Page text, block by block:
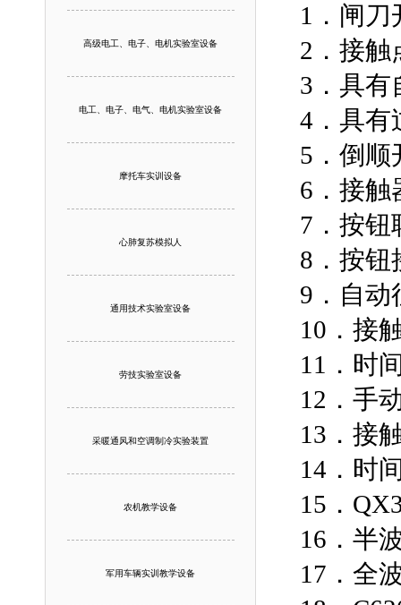
高级电工、电子、电机实验室设备
电工、电子、电气、电机实验室设备
摩托车实训设备
心肺复苏模拟人
通用技术实验室设备
劳技实验室设备
采暖通风和空调制冷实验装置
农机教学设备
军用车辆实训教学设备
1．闸刀
2．接触
3．具有
4．具有
5．倒顺
6．接触
7．按钮
8．按钮
9．自动
10．接
11．时
12．手
13．接
14．时
15．
16．半
17．全